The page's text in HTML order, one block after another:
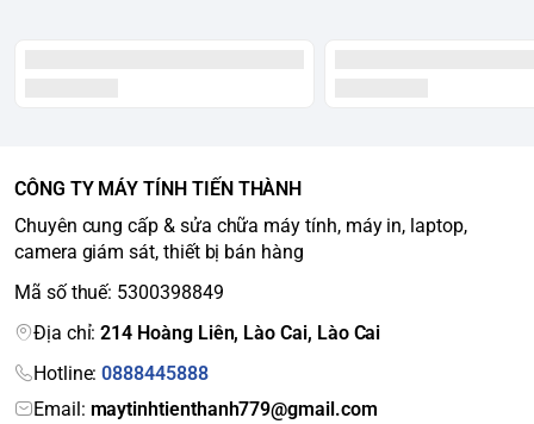
CÔNG TY MÁY TÍNH TIẾN THÀNH
Chuyên cung cấp & sửa chữa máy tính, máy in, laptop,
camera giám sát, thiết bị bán hàng
Mã số thuế: 5300398849
Địa chỉ:214 Hoàng Liên, Lào Cai, Lào Cai
Hotline:0888445888
Email: maytinhtienthanh779@gmail.com